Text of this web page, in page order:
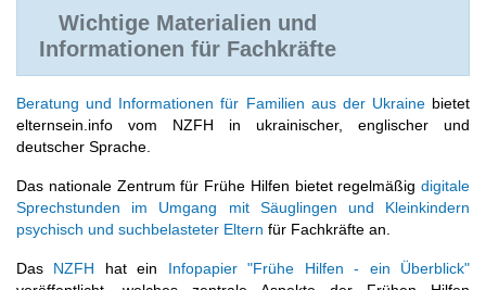
Wichtige Materialien und
Informationen für Fachkräfte
Beratung und Informationen für Familien aus der Ukrainebietet
elternsein.info vom NZFH in ukrainischer, englischer und
deutscher Sprache.
Das nationale Zentrum für Frühe Hilfen bietet regelmäßig digitale
Sprechstunden im Umgang mit Säuglingen und Kleinkindern
psychisch und suchbelasteter Eltern für Fachkräfte an.
Das NZFH hat ein
Infopapier "Frühe Hilfen - ein Überblick"